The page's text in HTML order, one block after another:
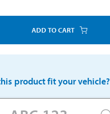
ADD TO CART
product fit your vehicle?